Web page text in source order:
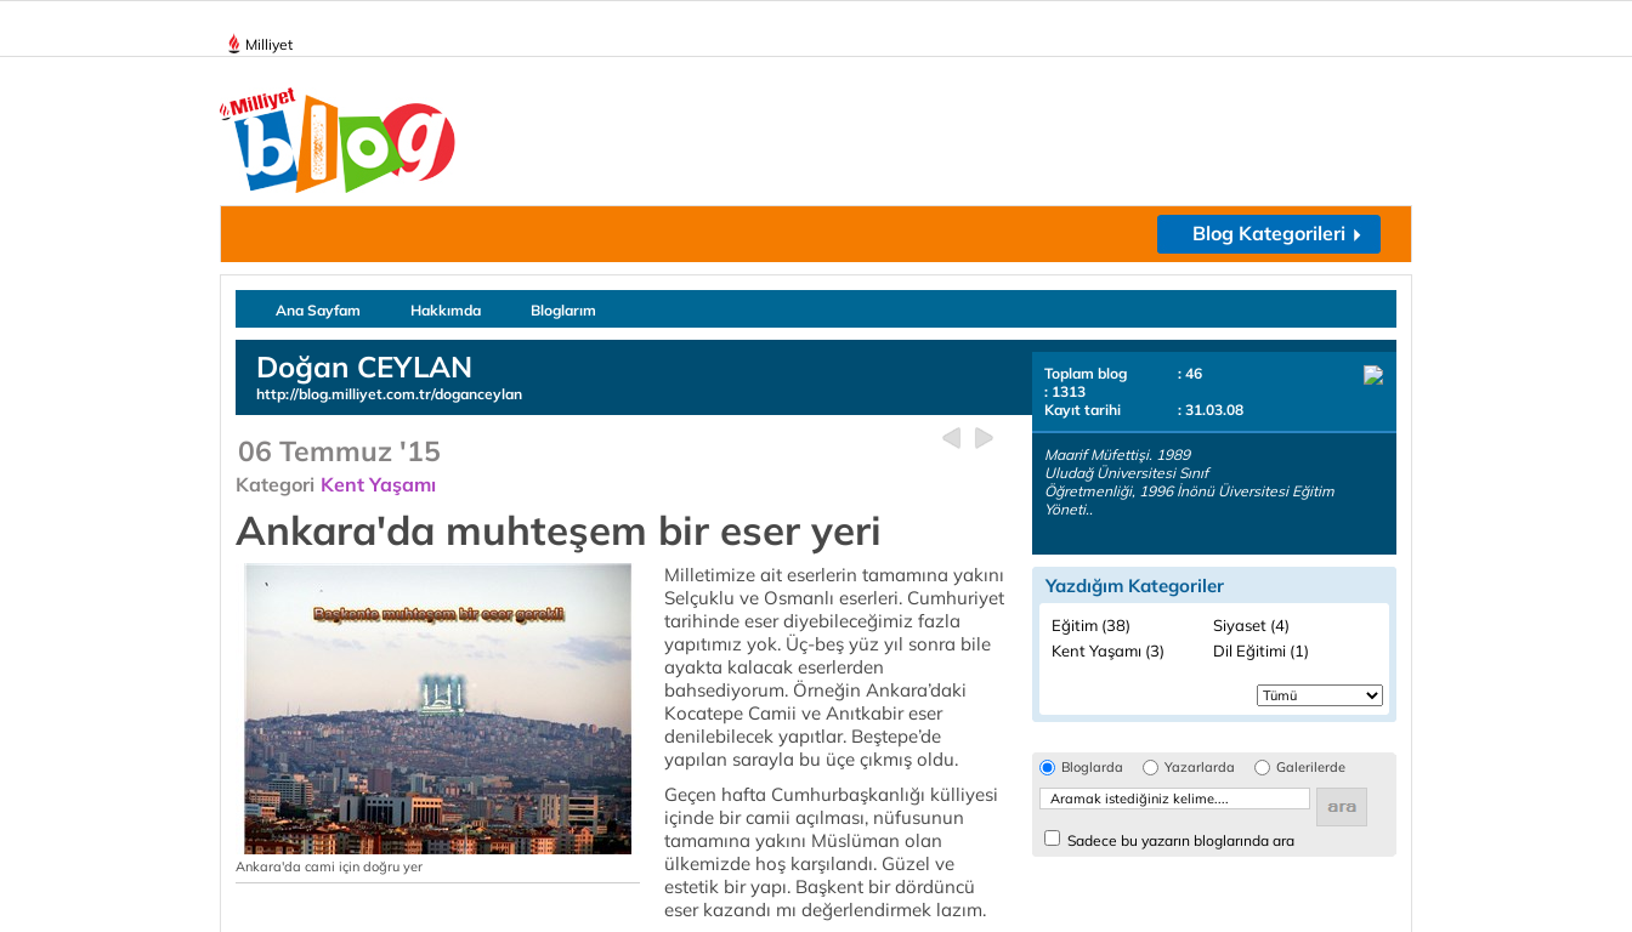
Milliyet
Blog Kategorileri
Ana Sayfam Hakkımda Bloglarım
Doğan CEYLAN
http://blog.milliyet.com.tr/doganceylan
06 Temmuz '15
Kategori Kent Yaşamı
Ankara'da muhteşem bir eser yeri
Ankara'da cami için doğru yer
Milletimize ait eserlerin tamamına yakını
Selçuklu ve Osmanlı eserleri. Cumhuriyet
tarihinde eser diyebileceğimiz fazla
yapıtımız yok. Üç-beş yüz yıl sonra bile
ayakta kalacak eserlerden
bahsediyorum. Örneğin Ankara’daki
Kocatepe Camii ve Anıtkabir eser
denilebilecek yapıtlar. Beştepe’de
yapılan sarayla bu üçe çıkmış oldu.
Geçen hafta Cumhurbaşkanlığı külliyesi
içinde bir camii açılması, nüfusunun
tamamına yakını Müslüman olan
ülkemizde hoş karşılandı. Güzel ve
estetik bir yapı. Başkent bir dördüncü
eser kazandı mı değerlendirmek lazım.
Toplam blog
: 46
: 1313
Kayıt tarihi
: 31.03.08
Maarif Müfettişi. 1989
Uludağ Üniversitesi Sınıf
Öğretmenliği, 1996 İnönü Üiversitesi Eğitim
Yöneti..
Yazdığım Kategoriler
Eğitim (38)
Siyaset (4)
Kent Yaşamı (3)
Dil Eğitimi (1)
Bloglarda Yazarlarda Galerilerde
Sadece bu yazarın bloglarında ara